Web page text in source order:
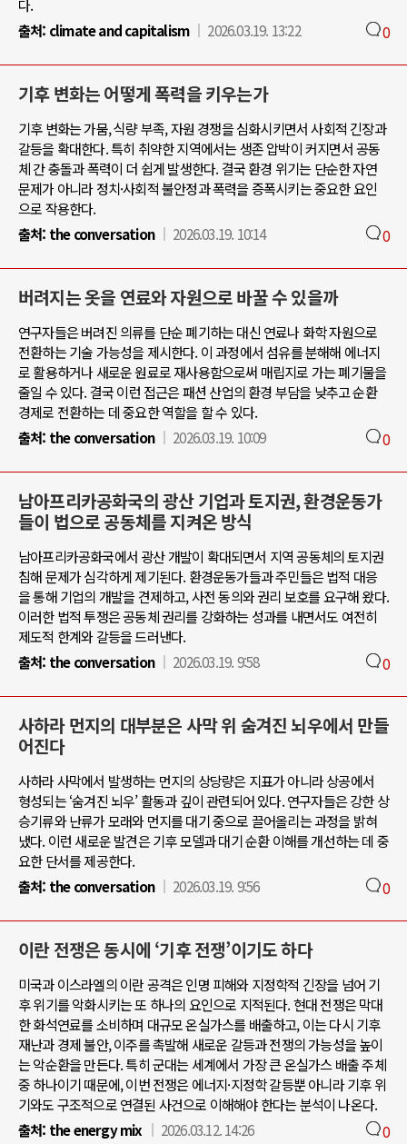
다.
출처: climate and capitalism 2026.03.19. 13:22 0
기후 변화는 어떻게 폭력을 키우는가
기후 변화는 가뭄, 식량 부족, 자원 경쟁을 심화시키면서 사회적 긴장과
갈등을 확대한다. 특히 취약한 지역에서는 생존 압박이 커지면서 공동
체 간 충돌과 폭력이 더 쉽게 발생한다. 결국 환경 위기는 단순한 자연
문제가 아니라 정치·사회적 불안정과 폭력을 증폭시키는 중요한 요인
으로 작용한다.
출처: the conversation 2026.03.19. 10:14 0
버려지는 옷을 연료와 자원으로 바꿀 수 있을까
연구자들은 버려진 의류를 단순 폐기하는 대신 연료나 화학 자원으로
전환하는 기술 가능성을 제시한다. 이 과정에서 섬유를 분해해 에너지
로 활용하거나 새로운 원료로 재사용함으로써 매립지로 가는 폐기물을
줄일 수 있다. 결국 이런 접근은 패션 산업의 환경 부담을 낮추고 순환
경제로 전환하는 데 중요한 역할을 할 수 있다.
출처: the conversation 2026.03.19. 10:09 0
남아프리카공화국의 광산 기업과 토지권, 환경운동가
들이 법으로 공동체를 지켜온 방식
남아프리카공화국에서 광산 개발이 확대되면서 지역 공동체의 토지권
침해 문제가 심각하게 제기된다. 환경운동가들과 주민들은 법적 대응
을 통해 기업의 개발을 견제하고, 사전 동의와 권리 보호를 요구해 왔다.
이러한 법적 투쟁은 공동체 권리를 강화하는 성과를 내면서도 여전히
제도적 한계와 갈등을 드러낸다.
출처: the conversation 2026.03.19. 9:58 0
사하라 먼지의 대부분은 사막 위 숨겨진 뇌우에서 만들
어진다
사하라 사막에서 발생하는 먼지의 상당량은 지표가 아니라 상공에서
형성되는 ‘숨겨진 뇌우’ 활동과 깊이 관련되어 있다. 연구자들은 강한 상
승기류와 난류가 모래와 먼지를 대기 중으로 끌어올리는 과정을 밝혀
냈다. 이런 새로운 발견은 기후 모델과 대기 순환 이해를 개선하는 데 중
요한 단서를 제공한다.
출처: the conversation 2026.03.19. 9:56 0
이란 전쟁은 동시에 ‘기후 전쟁’이기도 하다
미국과 이스라엘의 이란 공격은 인명 피해와 지정학적 긴장을 넘어 기
후 위기를 악화시키는 또 하나의 요인으로 지적된다. 현대 전쟁은 막대
한 화석연료를 소비하며 대규모 온실가스를 배출하고, 이는 다시 기후
재난과 경제 불안, 이주를 촉발해 새로운 갈등과 전쟁의 가능성을 높이
는 악순환을 만든다. 특히 군대는 세계에서 가장 큰 온실가스 배출 주체
중 하나이기 때문에, 이번 전쟁은 에너지·지정학 갈등뿐 아니라 기후 위
기와도 구조적으로 연결된 사건으로 이해해야 한다는 분석이 나온다.
출처: the energy mix 2026.03.12. 14:26 0